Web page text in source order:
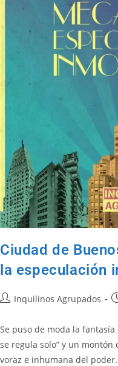
Ciudad de
la especulación
Inquilinos Agrupados
Se puso de moda la fantasía
se regula solo” y un
voraz e inhumana del